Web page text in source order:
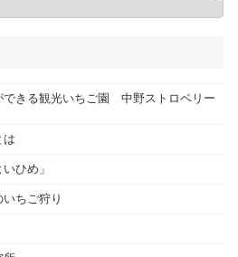
できる観光いちご園 中野ストロベリー
は
ひめ」
ちご狩り